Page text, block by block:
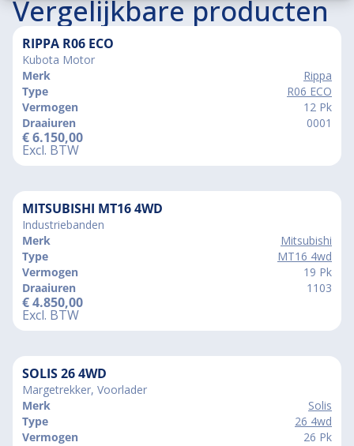
Vergelijkbare producten
RIPPA R06 ECO
Kubota Motor
Merk
Rippa
Type
R06 ECO
Vermogen
12 Pk
Draaiuren
0001
€6.150,00
Excl. BTW
MITSUBISHI MT16 4WD
Industriebanden
Merk
Mitsubishi
Type
MT16 4wd
Vermogen
19 Pk
Draaiuren
1103
€4.850,00
Excl. BTW
SOLIS 26 4WD
Margetrekker, Voorlader
Merk
Solis
Type
26 4wd
Vermogen
26 Pk